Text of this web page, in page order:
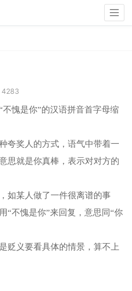
4283
愧是你”的汉语拼音首字母缩
夸奖人的方式，语气中带着一
思就是你真棒，表示对对方的
如某人做了一件很离谱的事
“不愧是你”来回复，意思同“你
贬义要看具体的情景，算不上